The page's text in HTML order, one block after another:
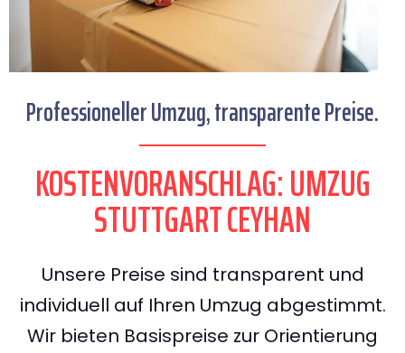
Professioneller Umzug, transparente Preise.
KOSTENVORANSCHLAG: UMZUG
STUTTGART CEYHAN
Unsere Preise sind transparent und
individuell auf Ihren Umzug abgestimmt.
Wir bieten Basispreise zur Orientierung